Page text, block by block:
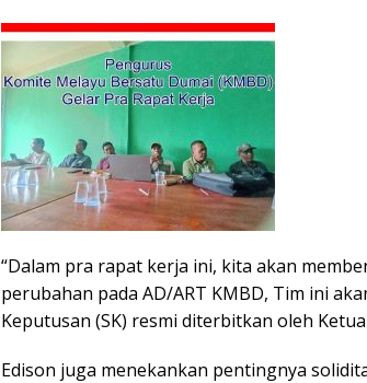
“Dalam pra rapat kerja ini, kita akan
perubahan pada AD/ART KMBD, Tim ini
Keputusan (SK) resmi diterbitkan oleh
Edison juga menekankan pentingnya